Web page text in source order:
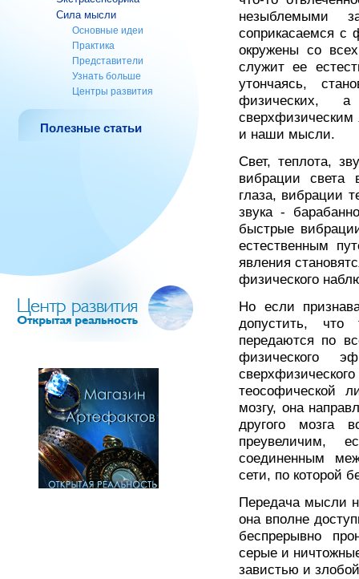
Сила мысли
Основные идеи
Практика
Представители
Узнать больше
Центры развития
Полезные статьи
незыблемыми
соприкасаемся с
окружены со
служит ее
утончаясь,
физических,
и наши мысли.
Свет, теплота,
вибрации света
глаза, вибрации
звука -
быстрые
естественным
явления
физического
Но если
допустить, что
передаются по
физического
теософической
мозгу, она
другого мозга
преувеличим,
соединенным
сети, по которой
Передача мысли
она вполне
беспрерывно
серые и
завистью и